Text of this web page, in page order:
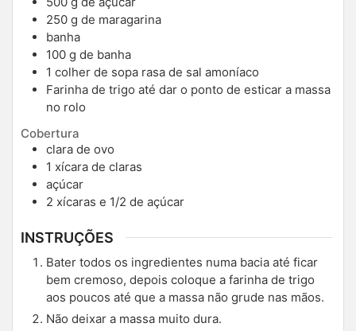
250 g de maragarina
banha
100 g de banha
1 colher de sopa rasa de sal amoníaco
Farinha de trigo até dar o ponto de esticar a massa
no rolo
Cobertura
clara de ovo
1 xícara de claras
açúcar
2 xícaras e 1/2 de açúcar
INSTRUÇÕES
Bater todos os ingredientes numa bacia até ficar
bem cremoso, depois coloque a farinha de trigo
aos poucos até que a massa não grude nas mãos.
Não deixar a massa muito dura.